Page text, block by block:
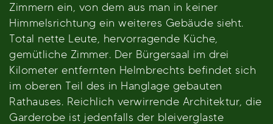
Zimmern ein, von dem aus man in keiner
Himmelsrichtung ein weiteres Gebäude sieht.
Total nette Leute, hervorragende Küche,
gemütliche Zimmer. Der Bürgersaal im drei
Kilometer entfernten Helmbrechts befindet sich
im oberen Teil des in Hanglage gebauten
Rathauses. Reichlich verwirrende Architektur, die
Garderobe ist jedenfalls der bleiverglaste